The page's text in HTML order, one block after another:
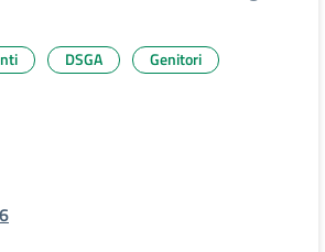
DSGA
Genitori